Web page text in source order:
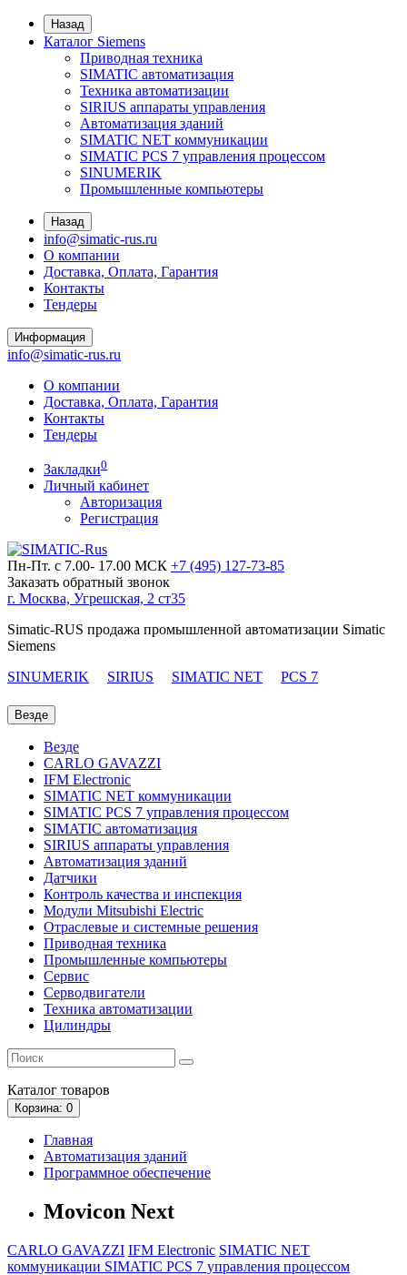
Назад
Каталог Siemens
Приводная техника
SIMATIC автоматизация
Техника автоматизации
SIRIUS аппараты управления
Автоматизация зданий
SIMATIC NET коммуникации
SIMATIC PCS 7 управления процессом
SINUMERIK
Промышленные компьютеры
Назад
info@simatic-rus.ru
О компании
Доставка, Оплата, Гарантия
Контакты
Тендеры
Информация
info@simatic-rus.ru
О компании
Доставка, Оплата, Гарантия
Контакты
Тендеры
Закладки0
Личный кабинет
Авторизация
Регистрация
Пн-Пт. с 7.00- 17.00 МСК +7 (495) 127-73-85
Заказать обратный звонок
г. Москва, Угрешская, 2 ст35
Simatic-RUS продажа промышленной автоматизации Simatic
Siemens
SINUMERIK
SIRIUS SIMATIC NET PCS 7
Везде
Везде
CARLO GAVAZZI
IFM Electronic
SIMATIC NET коммуникации
SIMATIC PCS 7 управления процессом
SIMATIC автоматизация
SIRIUS аппараты управления
Автоматизация зданий
Датчики
Контроль качества и инспекция
Модули Mitsubishi Electric
Отраслевые и системные решения
Приводная техника
Промышленные компьютеры
Сервис
Серводвигатели
Техника автоматизации
Цилиндры
Каталог товаров
Корзина: 0
Главная
Автоматизация зданий
Программное обеспечение
Movicon Next
CARLO GAVAZZI IFM Electronic SIMATIC NET
коммуникации SIMATIC PCS 7 управления процессом